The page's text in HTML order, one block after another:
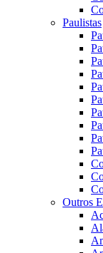
Paulistas
Outros